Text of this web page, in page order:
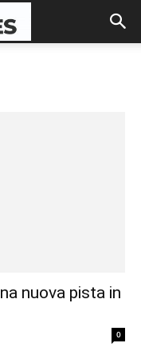
nuova pista in
0